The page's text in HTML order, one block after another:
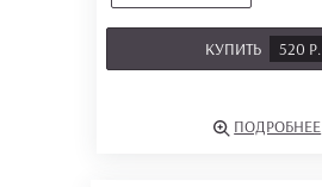
КУПИТЬ 520 Р.
ПОДРОБНЕЕ